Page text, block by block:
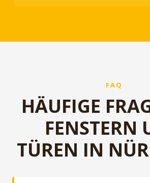
FAQ
HÄUFIGE
FENSTERN
TÜREN IN